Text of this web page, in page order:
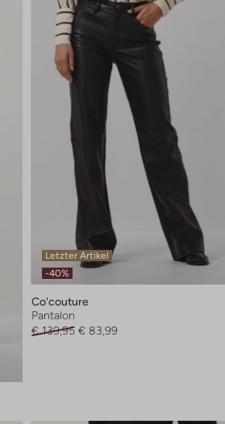
Letzter Artikel
-40%
Co'couture
Pantalon
€ 139,95 € 83,99